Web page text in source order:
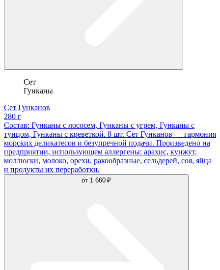
Сет
Гунканы
Сет Гунканов
280 г
Состав: Гунканы с лососем, Гунканы с угрем, Гунканы с
тунцом, Гунканы с креветкой. 8 шт. Сет Гунканов — гармония
морских деликатесов и безупречной подачи. Произведено на
предприятии, использующем аллергены: арахис, кунжут,
моллюски, молоко, орехи, ракообразные, сельдерей, соя, яйца
и продукты их переработки.
от 1 660 ₽